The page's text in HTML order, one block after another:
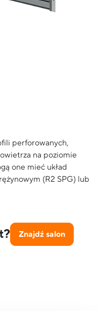
perforowanych,
na poziomie
one mieć układ
(R2 SPG) lub
Znajdź salon